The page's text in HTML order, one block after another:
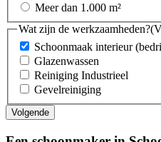
Meer dan 1.000 m²
Wat zijn de werkzaamheden?
Schoonmaak interieur
Glazenwassen
Reiniging Industrieel
Gevelreiniging